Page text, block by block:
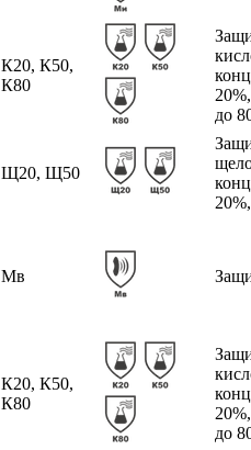
К20, К50,
К80
до
Щ20, Щ50
Мв
К20, К50,
К80
до